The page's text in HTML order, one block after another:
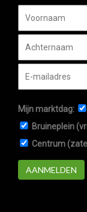
Mijn marktdag:
Bruineplein
Centrum
AANMELDEN